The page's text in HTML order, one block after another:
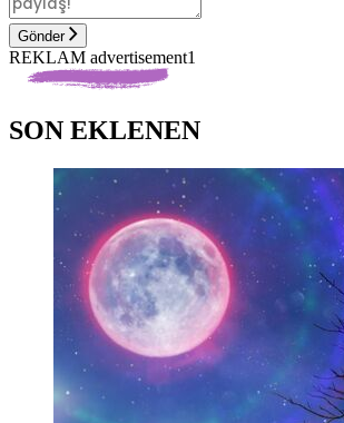
Gönder
REKLAM advertisement1
SON EKLENEN